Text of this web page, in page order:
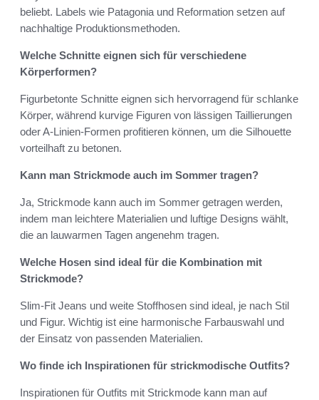
beliebt. Labels wie Patagonia und Reformation setzen auf
nachhaltige Produktionsmethoden.
Welche Schnitte eignen sich für verschiedene
Körperformen?
Figurbetonte Schnitte eignen sich hervorragend für schlanke
Körper, während kurvige Figuren von lässigen Taillierungen
oder A-Linien-Formen profitieren können, um die Silhouette
vorteilhaft zu betonen.
Kann man Strickmode auch im Sommer tragen?
Ja, Strickmode kann auch im Sommer getragen werden,
indem man leichtere Materialien und luftige Designs wählt,
die an lauwarmen Tagen angenehm tragen.
Welche Hosen sind ideal für die Kombination mit
Strickmode?
Slim-Fit Jeans und weite Stoffhosen sind ideal, je nach Stil
und Figur. Wichtig ist eine harmonische Farbauswahl und
der Einsatz von passenden Materialien.
Wo finde ich Inspirationen für strickmodische Outfits?
Inspirationen für Outfits mit Strickmode kann man auf